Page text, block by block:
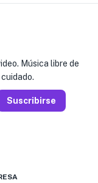
Música libre de
Suscribirse